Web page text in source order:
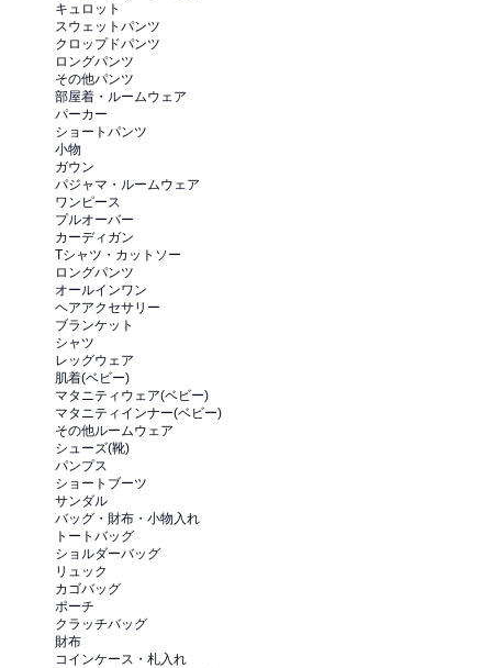
キュロット
スウェットパンツ
クロップドパンツ
ロングパンツ
その他パンツ
部屋着・ルームウェア
パーカー
ショートパンツ
小物
ガウン
パジャマ・ルームウェア
ワンピース
プルオーバー
カーディガン
Tシャツ・カットソー
ロングパンツ
オールインワン
ヘアアクセサリー
ブランケット
シャツ
レッグウェア
肌着(ベビー)
マタニティウェア(ベビー)
マタニティインナー(ベビー)
その他ルームウェア
シューズ(靴)
パンプス
ショートブーツ
サンダル
バッグ・財布・小物入れ
トートバッグ
ショルダーバッグ
リュック
カゴバッグ
ポーチ
クラッチバッグ
財布
コインケース・札入れ